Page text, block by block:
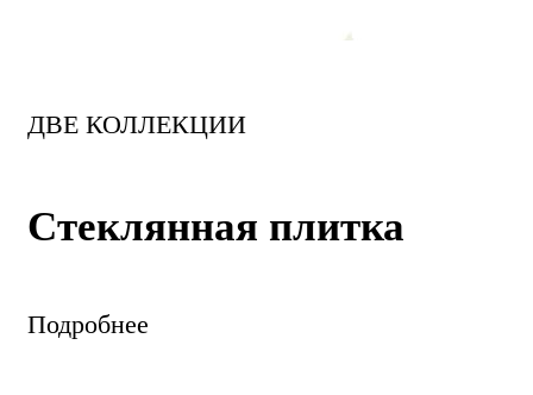
ДВЕ КОЛЛЕКЦИИ
Стеклянная плитка
Подробнее